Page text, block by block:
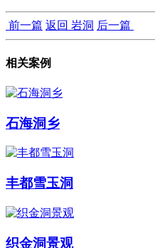
前一篇 返回 岩洞 后一篇
相关案例
石海洞乡
丰都雪玉洞
织金洞景观